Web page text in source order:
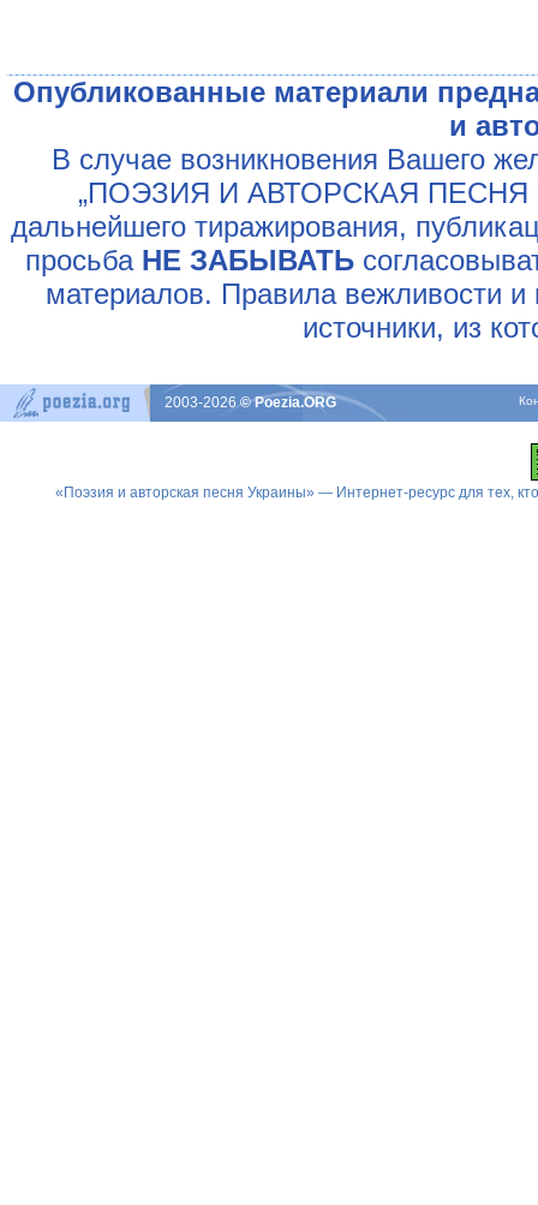
Опубликованные материали
и
В случае возникновения Вашего
„ПОЭЗИЯ И АВТОРСКАЯ ПЕСНЯ
дальнейшего тиражирования,
просьба НЕ ЗАБЫВАТЬ
материалов. Правила вежливости и
источники, из
2003-2026© Poezia.ORG
«Поэзия и авторская песня Украины» — Интернет-ресурс для тех,